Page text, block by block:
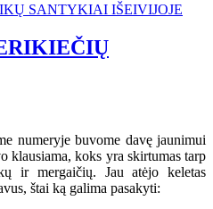
SANTYKIAI IŠEIVIJOJE
numeryje buvome davę jaunimui
klausiama, koks yra skirtumas tarp
ir mergaičių. Jau atėjo keletas
štai ką galima pasakyti: